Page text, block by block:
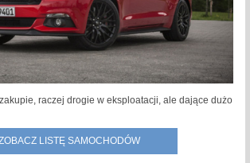
raczej drogie w eksploatacji, ale dające dużo
LISTĘ SAMOCHODÓW